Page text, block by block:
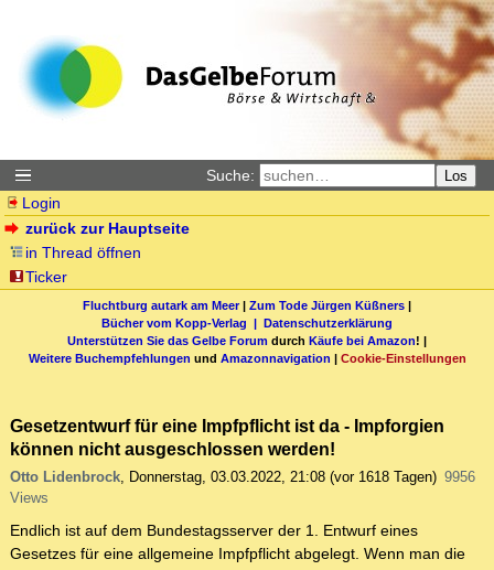
Suche: Los
Login
zurück zur Hauptseite
in Thread öffnen
Ticker
Fluchtburg autark am Meer| Zum Tode Jürgen Küßners |
Bücher vom Kopp-Verlag | Datenschutzerklärung
Unterstützen Sie das Gelbe Forum durch Käufe bei Amazon! |
Weitere Buchempfehlungen und Amazonnavigation | Cookie-Einstellungen
Gesetzentwurf für eine Impfpflicht ist da - Impforgien
können nicht ausgeschlossen werden!
Otto Lidenbrock, Donnerstag, 03.03.2022, 21:08 (vor 1618 Tagen) 9956
Views
Endlich ist auf dem Bundestagsserver der 1. Entwurf eines
Gesetzes für eine allgemeine Impfpflicht abgelegt. Wenn man die